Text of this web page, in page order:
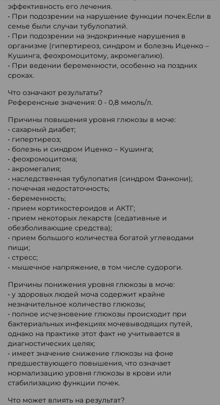
эффективность его лечения.
• При подозрении на нарушение функции почек.Если в
семье были случаи тубулопатий.
• При подозрении на эндокринные нарушения в
организме (гипертиреоз, синдром и болезнь Иценко –
Кушинга, феохромоцитому, акромегалию).
• При ведении беременности, особенно на поздних
сроках.
Что означают результаты?
Референсные значения: 0 - 0,8 ммоль/л.
Причины повышения уровня глюкозы в моче:
• сахарный диабет;
• гипертиреоз;
• болезнь и синдром Иценко – Кушинга;
• феохромоцитома;
• акромегалия;
• наследственная тубулопатия (синдром Фанкони);
• почечная недостаточность;
• беременность;
• прием кортикостероидов и АКТГ;
• прием некоторых лекарств (седативные и
обезболивающие средства);
• прием большого количества богатой углеводами
пищи;
• стресс;
• мышечное напряжение, в том числе судороги.
Причины понижения уровня глюкозы в моче:
• у здоровых людей моча содержит крайне
незначительное количество глюкозы;
• полное исчезновение глюкозы происходит при
бактериальных инфекциях мочевыводящих путей,
однако на практике этот факт не учитывается в
диагностических целях;
• имеет значение снижение глюкозы на фоне
предшествующего повышения, что означает
нормализацию уровня глюкозы в крови или
стабилизацию функции почек.
Что может влиять на результат?